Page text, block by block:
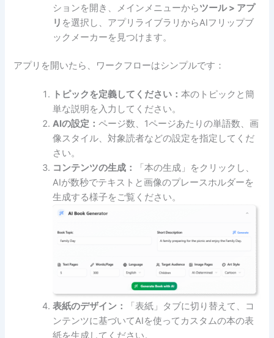
ションを開き、メインメニューからツール > アプ
リ を選択し、アプリライブラリからAIフリップブ
ックメーカーを見つけます。
アプリを開いたら、ワークフローはシンプルです：
トピックを定義してください：本のトピックと簡
単な説明を入力してください。
AIの設定：ページ数、1ページあたりの単語数、画
像スタイル、対象読者などの設定を指定してくだ
さい。
コンテンツの生成：
「本の生成」をクリックし、
AIが数秒でテキストと画像のプレースホルダーを
生成する様子をご覧ください。
表紙のデザイン：
「表紙」タブに切り替えて、コ
ンテンツに基づいてAIを使ってカスタムの本の表
紙を生成してください。